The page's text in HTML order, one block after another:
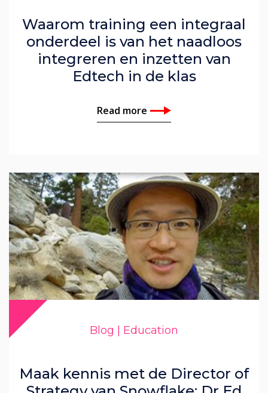
Waarom training een integraal
onderdeel is van het naadloos
integreren en inzetten van
Edtech in de klas
Read more
Blog | Education
Maak kennis met de Director of